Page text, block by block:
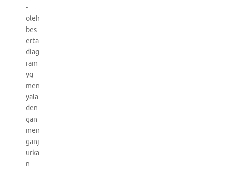
-
oleh
bes
erta
diag
ram
yg
men
yala
den
gan
men
ganj
urka
n